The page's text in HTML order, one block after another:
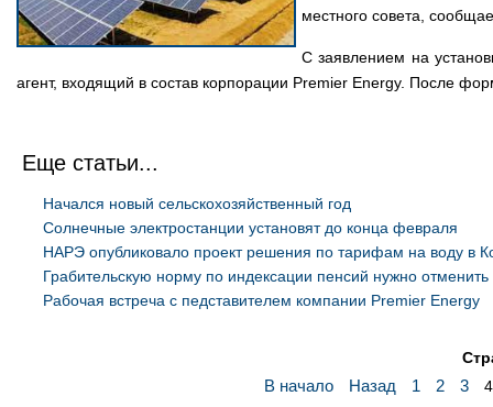
местного совета,
С заявлением на
агент, входящий в состав корпорации Premier Energy. После
Еще статьи...
Начался новый сельскохозяйственный год
Солнечные электростанции установят до конца февраля
НАРЭ опубликовало проект решения по тарифам на воду в
Грабительскую норму по индексации пенсий нужно отменить
Рабочая встреча с педставителем компании Premier Energy
В начало Назад 1 2 3 4